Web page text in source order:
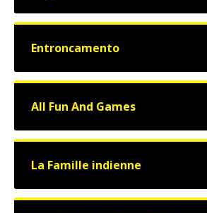
Entroncamento
All Fun And Games
La Famille indienne